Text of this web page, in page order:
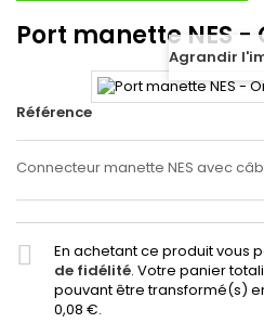
Port manette NES
Agrandir
Référence
Connecteur manette NES avec
En achetant ce produit vous
de fidélité. Votre panier
pouvant être transformé(s)
0,08 €.